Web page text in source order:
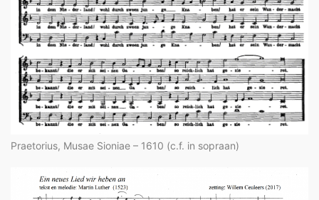
Praetorius, Musae Sioniae – 1610 (c.f. in sopraan)